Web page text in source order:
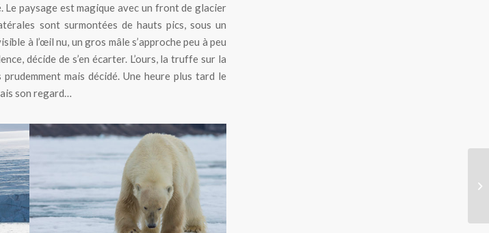
paysage est magique avec un front de glacier
sont surmontées de hauts pics, sous un
à l’œil nu, un gros mâle s’approche peu à peu
décide de s’en écarter. L’ours, la truffe sur la
mais décidé. Une heure plus tard le
son regard…